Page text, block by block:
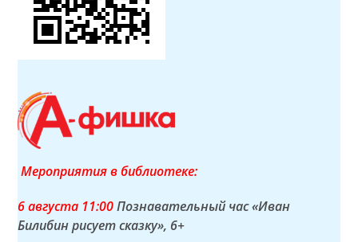
Мероприятия в библиотеке:
6 августа 11:00Познавательный час «Иван
Билибин рисует сказку», 6+